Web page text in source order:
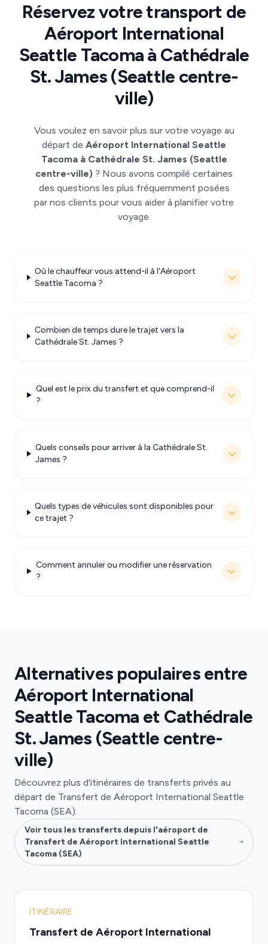
Réservez votre transport de
Aéroport International
Seattle Tacoma à Cathédrale
St. James (Seattle centre-
ville)
Vous voulez en savoir plus sur votre voyage au
départ de Aéroport International Seattle
Tacoma à Cathédrale St. James (Seattle
centre-ville) ? Nous avons compilé certaines
des questions les plus fréquemment posées
par nos clients pour vous aider à planifier votre
voyage.
Où le chauffeur vous attend-il à l'Aéroport
Seattle Tacoma ?
Combien de temps dure le trajet vers la
Cathédrale St. James ?
Quel est le prix du transfert et que comprend-il
?
Quels conseils pour arriver à la Cathédrale St.
James ?
Quels types de véhicules sont disponibles pour
ce trajet ?
Comment annuler ou modifier une réservation
?
Alternatives populaires entre
Aéroport International
Seattle Tacoma et Cathédrale
St. James (Seattle centre-
ville)
Découvrez plus d'itinéraires de transferts privés au
départ de Transfert de Aéroport International Seattle
Tacoma (SEA).
Voir tous les transferts depuis l'aéroport de
Transfert de Aéroport International Seattle
Tacoma (SEA)
ITINÉRAIRE
Transfert de Aéroport International